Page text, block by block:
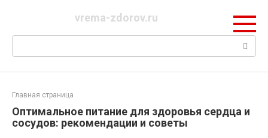
vrema-zdorov.ru
Поиск:
Главная страница
Оптимальное питание для здоровья сердца и
сосудов: рекомендации и советы